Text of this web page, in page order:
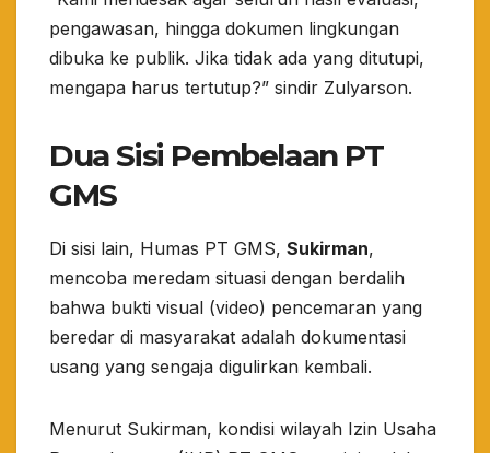
pengawasan, hingga dokumen lingkungan
dibuka ke publik. Jika tidak ada yang ditutupi,
mengapa harus tertutup?” sindir Zulyarson.
Dua Sisi Pembelaan PT
GMS
​Di sisi lain, Humas PT GMS, Sukirman,
mencoba meredam situasi dengan berdalih
bahwa bukti visual (video) pencemaran yang
beredar di masyarakat adalah dokumentasi
usang yang sengaja digulirkan kembali.
​Menurut Sukirman, kondisi wilayah Izin Usaha